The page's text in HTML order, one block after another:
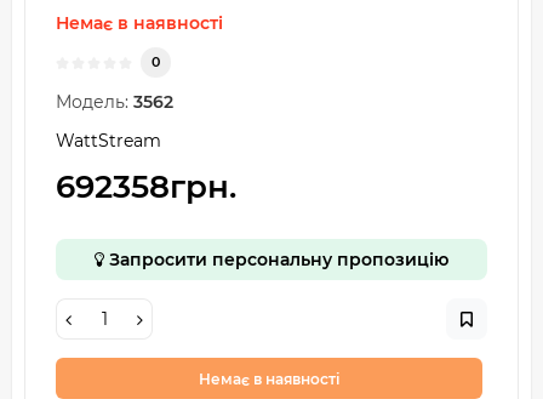
Немає в наявності
0
Модель: 3562
WattStream
692358грн.
Запросити персональну пропозицію
Немає в наявності